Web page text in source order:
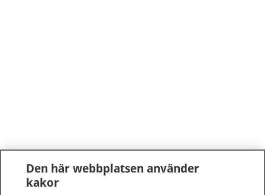
Den här webbplatsen använder
kakor